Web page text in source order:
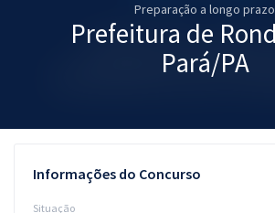
Preparação a longo prazo
Prefeitura de
Pará/PA
Informações do Concurso
Situação